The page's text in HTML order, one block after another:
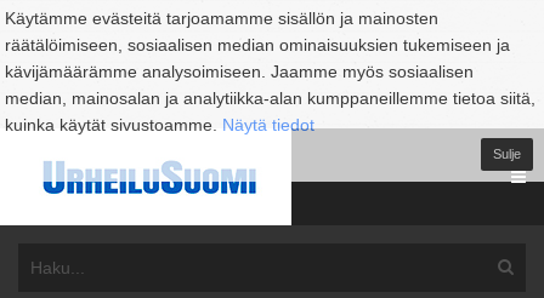
Käytämme evästeitä tarjoamamme sisällön ja mainosten
räätälöimiseen, sosiaalisen median ominaisuuksien tukemiseen ja
kävijämäärämme analysoimiseen. Jaamme myös sosiaalisen
median, mainosalan ja analytiikka-alan kumppaneillemme tietoa siitä,
kuinka käytät sivustoamme. Näytä tiedot
Sulje